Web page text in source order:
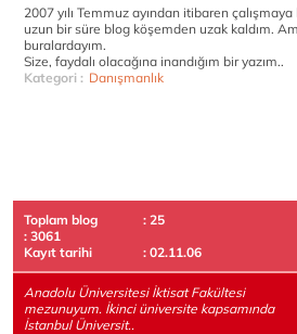
2007 yılı Temmuz ayından itibaren
uzun bir süre blog köşemden uzak kaldım.
buralardayım.
Size, faydalı olacağına inandığım bir yazım..
Kategori : Danışmanlık
Toplam blog
: 25
: 3061
Kayıt tarihi
: 02.11.06
Anadolu Üniversitesi İktisat Fakültesi
mezunuyum. İkinci üniversite kapsamında
İstanbul Üniversit..